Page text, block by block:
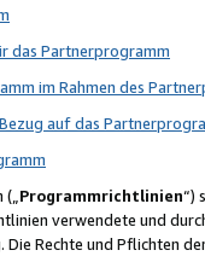
das Partnerprogramm
im Rahmen des
auf das
(„Programmrichtlinien“)
verwendete und
Die Rechte und Pflichten